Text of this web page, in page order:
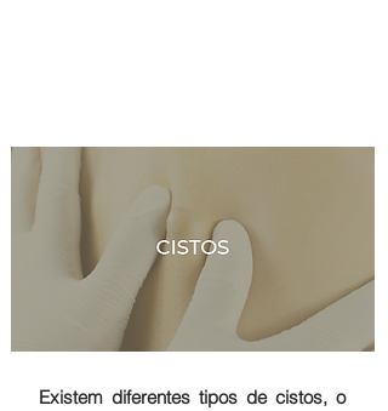
Existem diferentes tipos de cistos, o